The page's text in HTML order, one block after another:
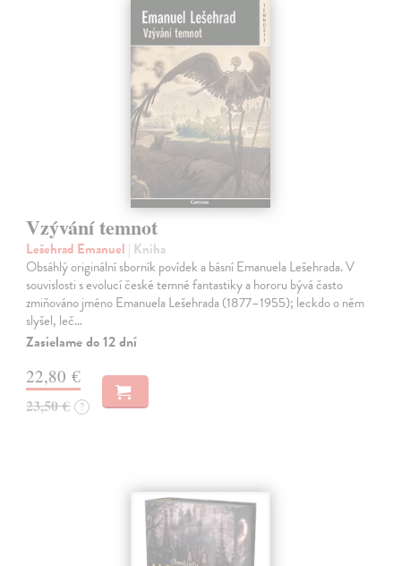
Vzývání temnot
Lešehrad Emanuel | Kniha
Obsáhlý originální sborník povídek a básní Emanuela Lešehrada. V
souvislosti s evolucí české temné fantastiky a hororu bývá často
zmiňováno jméno Emanuela Lešehrada (1877–1955); leckdo o něm
slyšel, leč…
Zasielame do 12 dní
22,80 €
23,50 € ?